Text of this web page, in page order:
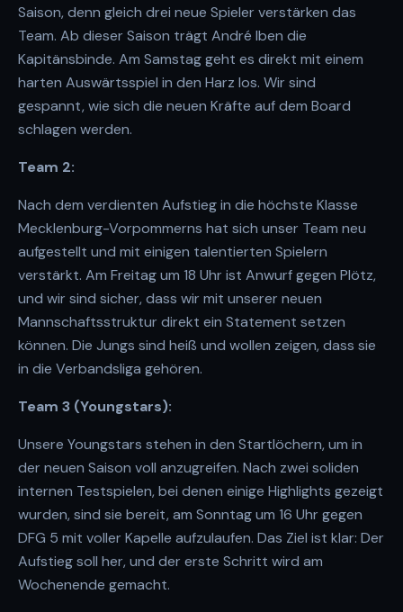
Saison, denn gleich drei neue Spieler verstärken das
Team. Ab dieser Saison trägt André Iben die
Kapitänsbinde. Am Samstag geht es direkt mit einem
harten Auswärtsspiel in den Harz los. Wir sind
gespannt, wie sich die neuen Kräfte auf dem Board
schlagen werden.
Team 2:
Nach dem verdienten Aufstieg in die höchste Klasse
Mecklenburg-Vorpommerns hat sich unser Team neu
aufgestellt und mit einigen talentierten Spielern
verstärkt. Am Freitag um 18 Uhr ist Anwurf gegen Plötz,
und wir sind sicher, dass wir mit unserer neuen
Mannschaftsstruktur direkt ein Statement setzen
können. Die Jungs sind heiß und wollen zeigen, dass sie
in die Verbandsliga gehören.
Team 3 (Youngstars):
Unsere Youngstars stehen in den Startlöchern, um in
der neuen Saison voll anzugreifen. Nach zwei soliden
internen Testspielen, bei denen einige Highlights gezeigt
wurden, sind sie bereit, am Sonntag um 16 Uhr gegen
DFG 5 mit voller Kapelle aufzulaufen. Das Ziel ist klar: Der
Aufstieg soll her, und der erste Schritt wird am
Wochenende gemacht.